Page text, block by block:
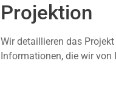
Projektion
Wir detaillieren das
Informationen, die wir von